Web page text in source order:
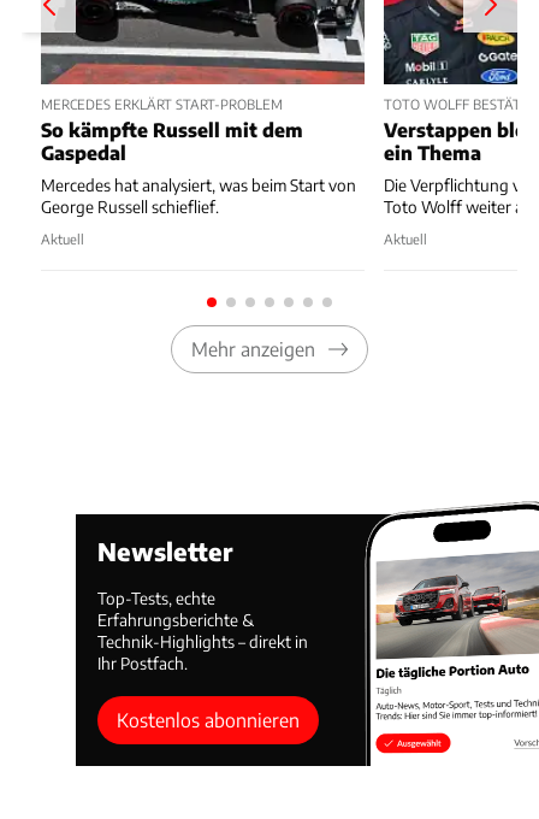
MERCEDES ERKLÄRT START-PROBLEM
So kämpfte Russell mit dem
Gaspedal
Mercedes hat analysiert, was beim Start von
George Russell schieflief.
Aktuell
TOTO WOLFF
Verstappen
ein Thema
Die Verpflichtung
Toto Wolff weiter
Aktuell
Mehr anzeigen
Newsletter
Top-Tests, echte
Erfahrungsberichte &
Technik-Highlights – direkt in
Ihr Postfach.
Kostenlos abonnieren